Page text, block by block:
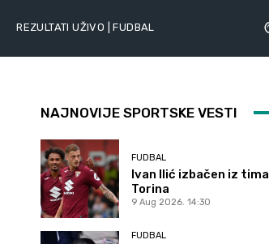
REZULTATI UŽIVO | FUDBAL
NAJNOVIJE SPORTSKE VESTI
FUDBAL
Ivan Ilić izbačen iz tima
Torina
9 Aug 2026. 14:30
FUDBAL